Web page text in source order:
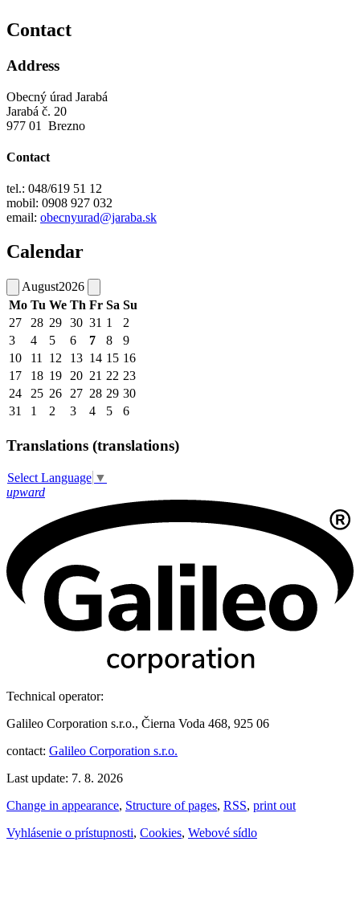
Contact
Address
Obecný úrad Jarabá
Jarabá č. 20
977 01 Brezno
Contact
tel.: 048/619 51 12
mobil: 0908 927 032
email: obecnyurad@jaraba.sk
Calendar
August2026
Mo Tu We Th Fr Sa Su
27
28 29 30 31 1
2
3
4 5 6 7 8
9
10
11 12 13 14 15 16
17
18 19 20 21 22 23
24
25 26 27 28 29 30
31
1 2 3 4 5 6
Translations (translations)
Select Language ▼
upward
Technical operator:
Galileo Corporation s.r.o., Čierna Voda 468, 925 06
contact: Galileo Corporation s.r.o.
Last update: 7. 8. 2026
Change in appearance, Structure of pages, RSS, print out
Vyhlásenie o prístupnosti, Cookies, Webové sídlo